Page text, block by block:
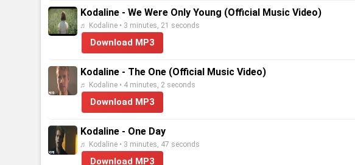
Kodaline - We Were Only Young (Official Music Video)
♬ Kodaline • 3 minutes, 21 seconds
Download MP3
Kodaline - The One (Official Music Video)
♬ Kodaline • 4 minutes, 2 seconds
Download MP3
Kodaline - One Day
♬ Kodaline • 3 minutes, 47 seconds
Download MP3